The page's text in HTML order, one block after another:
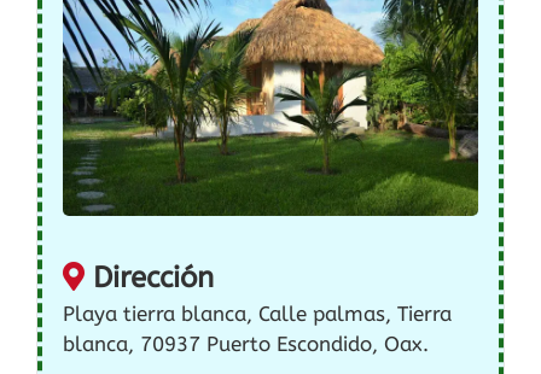
Dirección
Playa tierra blanca, Calle palmas, Tierra
blanca, 70937 Puerto Escondido, Oax.